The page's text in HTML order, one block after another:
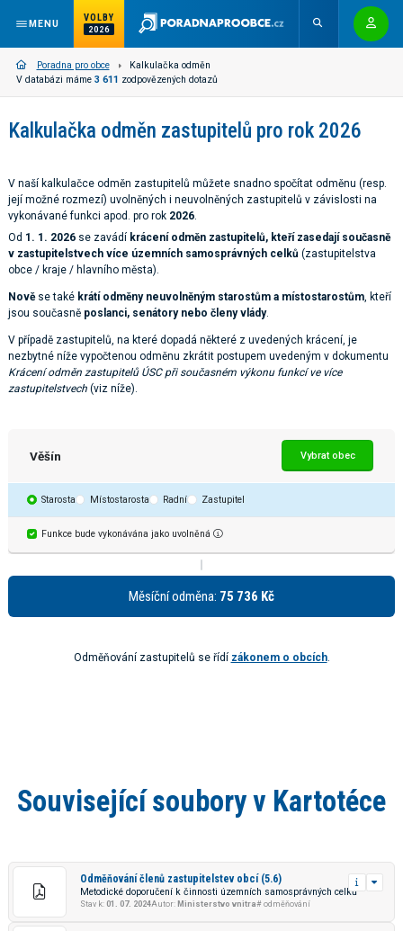
MENU
VOLBY
2026
Poradna pro obce
Kalkulačka odměn
V databázi máme 3 611 zodpovězených dotazů
Kalkulačka odměn zastupitelů pro rok 2026
V naší kalkulačce odměn zastupitelů můžete snadno spočítat odměnu (resp.
její možné rozmezí) uvolněných i neuvolněných zastupitelů v závislosti na
vykonávané funkci apod. pro rok 2026.
Od 1. 1. 2026 se zavádí krácení odměn zastupitelů, kteří zasedají současně
v zastupitelstvech více územních samosprávných celků (zastupitelstva
obce / kraje / hlavního města).
Nověse také krátí odměny neuvolněným starostům a místostarostům, kteří
jsou současně poslanci, senátory nebo členy vlády.
V případě zastupitelů, na které dopadá některé z uvedených krácení, je
nezbytné níže vypočtenou odměnu zkrátit postupem uvedeným v dokumentu
Krácení odměn zastupitelů ÚSC při současném výkonu funkcí ve více
zastupitelstvech (viz níže).
Věšín Vybrat obec
Starosta Místostarosta Radní Zastupitel
Funkce bude vykonávána jako uvolněná
Měsíční odměna: 75 736 Kč
Odměňování zastupitelů se řídí zákonem o obcích.
Související soubory v Kartotéce
Odměňování členů zastupitelstev obcí (5.6)
Metodické doporučení k činnosti územních samosprávných celků
Stav k: 01. 07. 2024Autor: Ministerstvo vnitra# odměňování